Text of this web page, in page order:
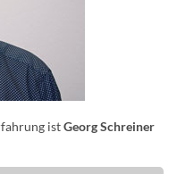
istGeorg Schreiner